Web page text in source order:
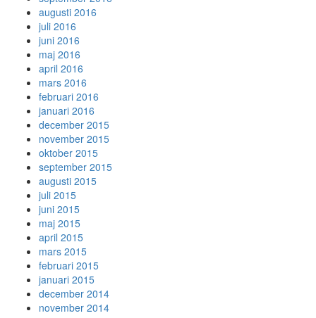
augusti 2016
juli 2016
juni 2016
maj 2016
april 2016
mars 2016
februari 2016
januari 2016
december 2015
november 2015
oktober 2015
september 2015
augusti 2015
juli 2015
juni 2015
maj 2015
april 2015
mars 2015
februari 2015
januari 2015
december 2014
november 2014